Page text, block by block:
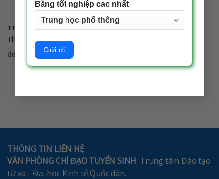
Bằng tốt nghiệp cao nhất
Thông báo mở môn 08032026
Thông báo mở môn 08032026
decadmin
|25/03/2026
THÔNG TIN LIÊN HỆ
VĂN PHÒNG CHỈ ĐẠO TUYỂN SINH: Trung tâm Đào tạo
từ xa - Đại học Kinh tế Quốc dân.